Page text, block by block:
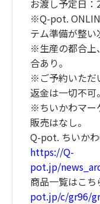
お渡し予定日
※Q-pot.
テム準備が整い
※生産の都合上
合あり。
※ご予約いただ
返金は一切不可。
※ちいかわマー
販売はなし。
Q-pot. ちいか
https://Q-
pot.jp/
商品一覧はこち
pot.jp/c/gr96/